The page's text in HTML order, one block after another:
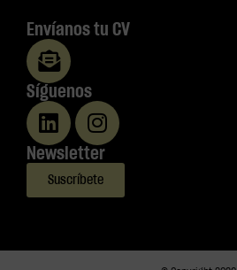
Envíanos tu CV
Síguenos
Newsletter
Suscríbete